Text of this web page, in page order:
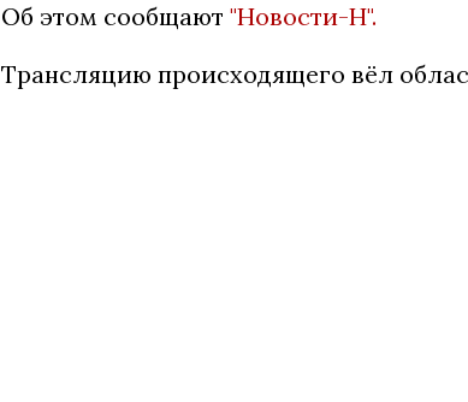
Об этом сообщают "Новости-Н".
Трансляцию происходящего вёл